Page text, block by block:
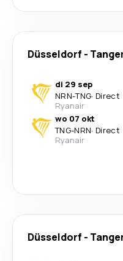
Düsseldorf -
di 29 sep
NRN-TNG· Direct
Ryanair
wo 07 okt
TNG-NRN· Direct
Ryanair
Düsseldorf -